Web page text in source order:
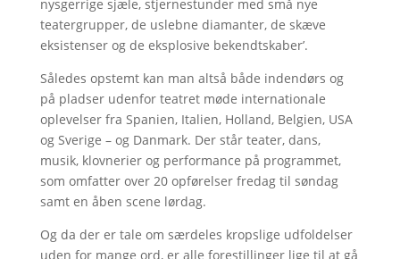
nysgerrige sjæle, stjernestunder med små nye
teatergrupper, de uslebne diamanter, de skæve
eksistenser og de eksplosive bekendtskaber’.
Således opstemt kan man altså både indendørs og
på pladser udenfor teatret møde internationale
oplevelser fra Spanien, Italien, Holland, Belgien, USA
og Sverige – og Danmark. Der står teater, dans,
musik, klovnerier og performance på programmet,
som omfatter over 20 opførelser fredag til søndag
samt en åben scene lørdag.
Og da der er tale om særdeles kropslige udfoldelser
uden for mange ord, er alle forestillinger lige til at gå